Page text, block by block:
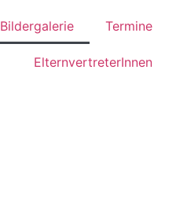
Bildergalerie Termine
ElternvertreterInnen